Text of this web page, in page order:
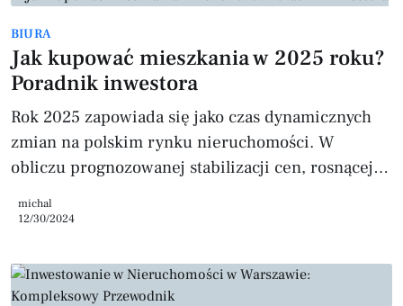
które mogą pomóc w podjęciu właściwej decyzji
inwestycyjnej. 1. Wzrost cen nieruchomości – czy
to już koniec stagnacji? W 2024 roku ceny
nieruchomości w Warszawie wzrosły o 6,5% w
porów
BIURA
Jak kupować mieszkania w 2025 roku?
Poradnik inwestora
Rok 2025 zapowiada się jako czas dynamicznych
zmian na polskim rynku nieruchomości. W
obliczu prognozowanej stabilizacji cen, rosnącej
gospodarczej, warto dokładnie przygotować się do
najważniejsze dane, prognozy i porównania. Ceny
mieszkań – prognozy na 2025 rok Średnia cena za
michal
12/30/2024